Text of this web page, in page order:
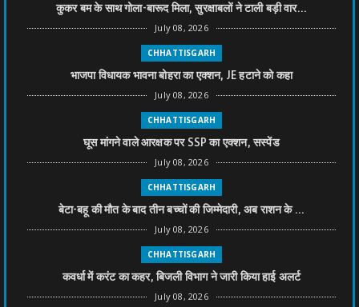
कुकर बम के साथ गोला-बारूद मिला, सुरक्षाबलों ने टाली बड़ी वार...
July 08, 2026
CHHATTISGARH
भाजपा विधायक भावना बोहरा का एक्शन, JE हटाने को कहा
July 08, 2026
CHHATTISGARH
घूस मांगने वाले आरक्षक पर SSP का एक्शन, सस्पेंड
July 08, 2026
CHHATTISGARH
बेटा-बहू की मौत के बाद तीन बच्चों की जिम्मेदारी, अब राशन के ...
July 08, 2026
CHHATTISGARH
कवर्धा में करंट का कहर, बिजली विभाग ने जारी किया हाई अलर्ट
July 08, 2026